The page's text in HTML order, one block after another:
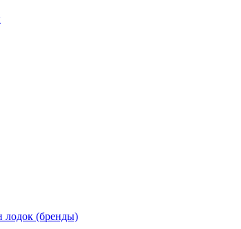
лодок (бренды)